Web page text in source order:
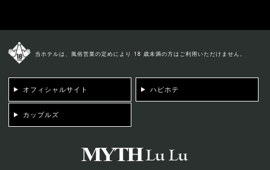
当ホテルは、風俗営業の定めにより 18 歳未満の方はご利用いただけません。
オフィシャルサイト ハピホテ
カップルズ